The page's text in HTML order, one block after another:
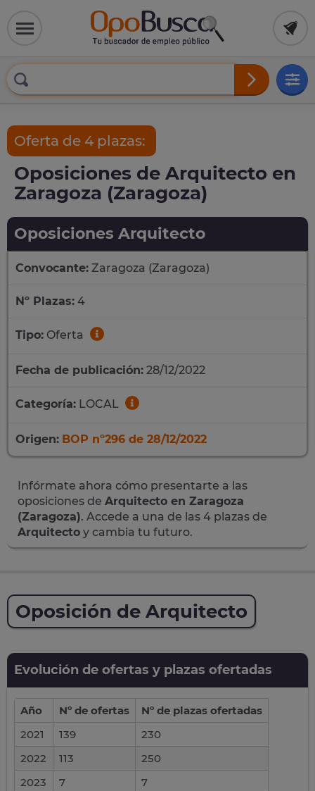
Oferta de 4 plazas:
Oposiciones de Arquitecto en
Zaragoza (Zaragoza)
Oposiciones Arquitecto
Convocante: Zaragoza (Zaragoza)
Nº Plazas: 4
Tipo: Oferta
Fecha de publicación: 28/12/2022
Categoría: LOCAL
Origen: BOP nº296 de 28/12/2022
Infórmate ahora cómo presentarte a las
oposiciones de Arquitecto en Zaragoza
(Zaragoza). Accede a una de las 4 plazas de
Arquitecto y cambia tu futuro.
Oposición de Arquitecto
Evolución de ofertas y plazas ofertadas
Año Nº de ofertas
Nº de plazas ofertadas
2021
139
230
2022
113
250
2023
7
7